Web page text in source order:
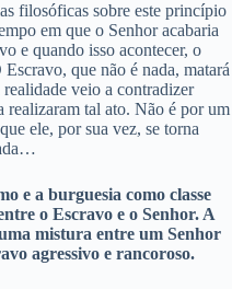
filosóficas sobre este princípio
em que o Senhor acabaria
e quando isso acontecer, o
que não é nada, matará
veio a contradizer
realizaram tal ato. Não é por um
ele, por sua vez, se torna
e a burguesia como classe
o Escravo e o Senhor. A
mistura entre um Senhor
agressivo e rancoroso.